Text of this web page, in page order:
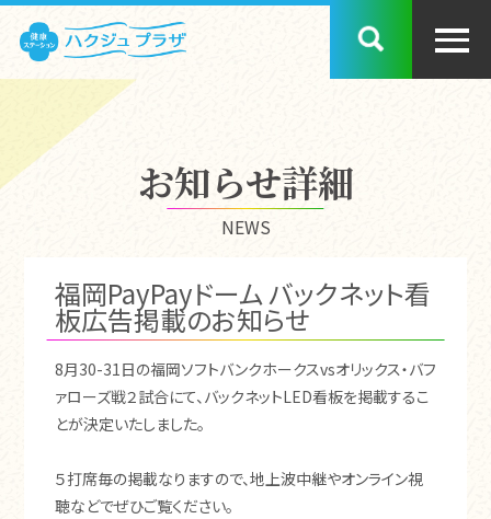
お知らせ詳細
NEWS
福岡PayPayドーム バックネット看
板広告掲載のお知らせ
8月30-31日の福岡ソフトバンクホークスvsオリックス・バフ
ァローズ戦２試合にて、バックネットLED看板を掲載するこ
とが決定いたしました。
５打席毎の掲載なりますので、地上波中継やオンライン視
聴などでぜひご覧ください。